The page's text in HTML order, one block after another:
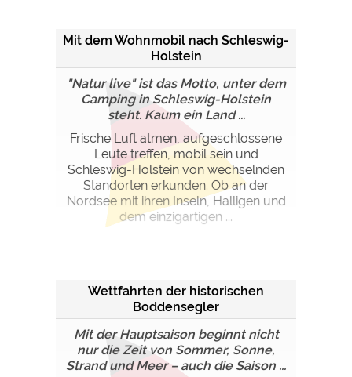
Mit dem Wohnmobil nach Schleswig-
Holstein
"Natur live" ist das Motto, unter dem
Camping in Schleswig-Holstein
steht. Kaum ein Land ...
Frische Luft atmen, aufgeschlossene
Leute treffen, mobil sein und
Schleswig-Holstein von wechselnden
Standorten erkunden. Ob an der
Nordsee mit ihren Inseln, Halligen und
dem einzigartigen ...
Wettfahrten der historischen
Boddensegler
Mit der Hauptsaison beginnt nicht
nur die Zeit von Sommer, Sonne,
Strand und Meer – auch die Saison ...